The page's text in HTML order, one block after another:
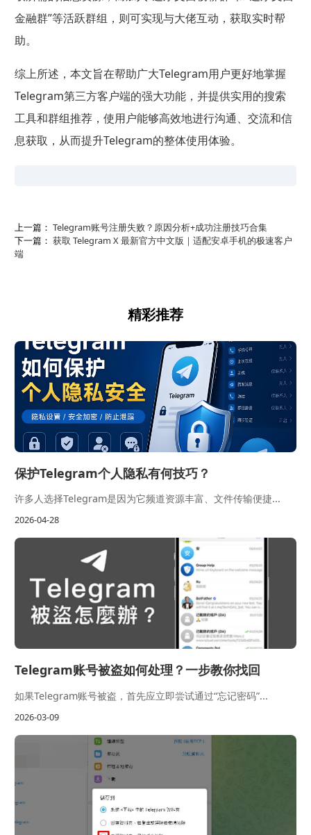
金融群”等活跃群组，则可实现与大佬互动，获取实时帮
助。
综上所述，本文旨在帮助广大Telegram用户更好地掌握
Telegram第三方客户端的强大功能，并提供实用的搜索
工具和群组推荐，使用户能够高效地进行沟通、交流和信
息获取，从而提升Telegram的整体使用体验。
上一篇： Telegram账号注册失败？原因分析+成功注册技巧合集
下一篇： 获取 Telegram X 最新官方中文版｜适配安卓手机的极速客户
端
精彩推荐
保护Telegram个人隐私有何技巧？
许多人选择Telegram是因为它频道资源丰富、文件传输便捷...
2026-04-28
Telegram账号被盗如何处理？一步教你找回
如果Telegram账号被盗，首先应立即尝试通过“忘记密码”...
2026-03-09